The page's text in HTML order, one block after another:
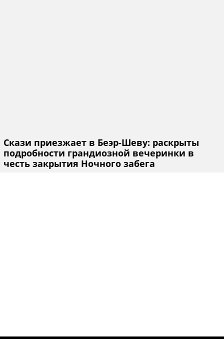
Скази приезжает в Беэр-Шеву: раскрыты
подробности грандиозной вечеринки в
честь закрытия Ночного забега